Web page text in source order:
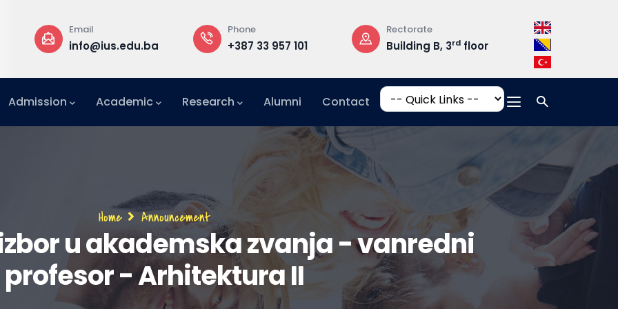
Email
info@ius.edu.ba
Phone
+387 33 957 101
Rectorate
Building B, 3rdfloor
Opening Hours
Mon-Fri:
17:00
Admission Academic Research Alumni Contact
Breadcrumb
Home Announcement
izbor u akademska zvanja - vanredni
profesor - Arhitektura II